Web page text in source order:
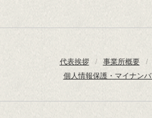
代表挨拶 / 事業所概要
/
個人情報保護・マイナン